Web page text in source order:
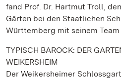
fand Prof. Dr. Hartmut Troll,
Gärten bei den Staatlichen
Württemberg mit seinem
TYPISCH BAROCK: DER
WEIKERSHEIM
Der Weikersheimer